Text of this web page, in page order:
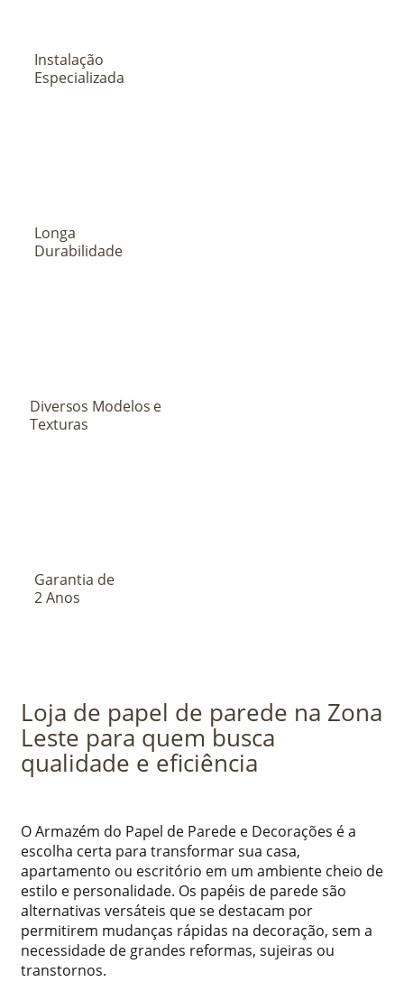
Instalação
Especializada
Longa
Durabilidade
Diversos Modelos e
Texturas
Garantia de
2 Anos
Loja de papel de parede na Zona
Leste para quem busca
qualidade e eficiência
O Armazém do Papel de Parede e Decorações é a
escolha certa para transformar sua casa,
apartamento ou escritório em um ambiente cheio de
estilo e personalidade. Os papéis de parede são
alternativas versáteis que se destacam por
permitirem mudanças rápidas na decoração, sem a
necessidade de grandes reformas, sujeiras ou
transtornos.